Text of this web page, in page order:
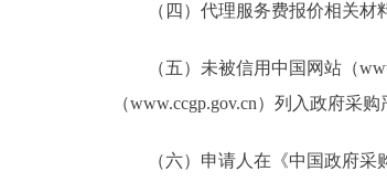
（四）代理服务费报价相关材
（五）未被信用中国网站（
（www.ccgp.gov.cn）列入政府采
（六）申请人在《中国政府采购